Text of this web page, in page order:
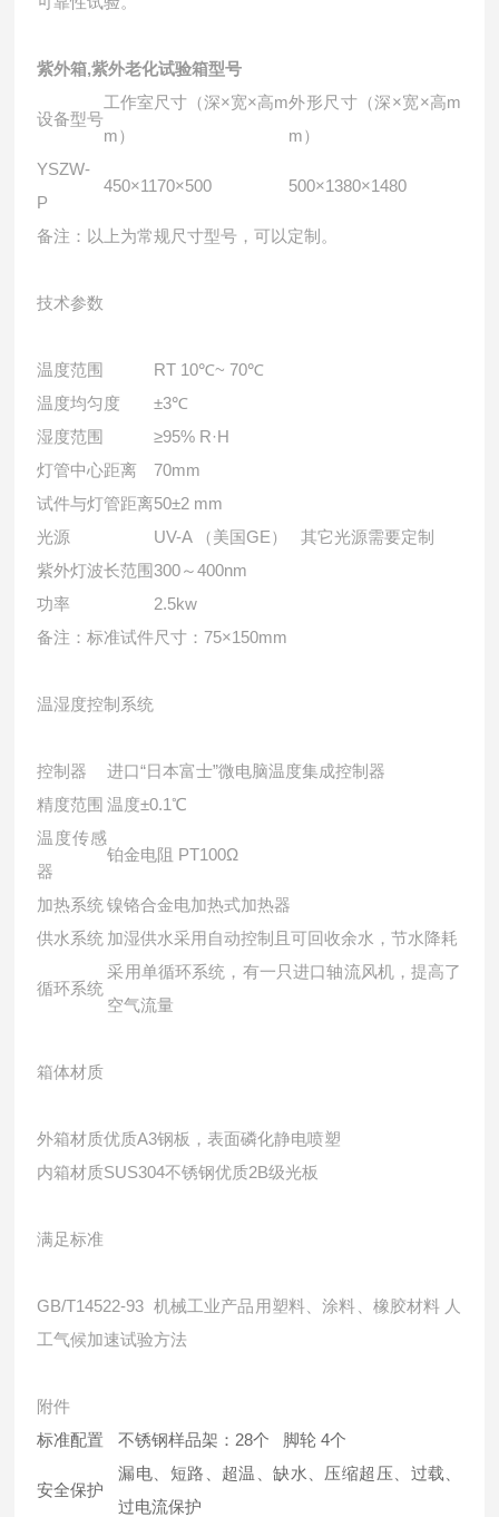
紫外箱,紫外老化试验箱型号
设备型号
工作室尺寸（深×宽×高m
m）
外形尺寸（深×宽×高m
m）
YSZW-
P
450×1170×500 500×1380×1480
备注：以上为常规尺寸型号，可以定制。
技术参数
温度范围
RT 10℃~ 70℃
温度均匀度
±3℃
湿度范围
≥95% R·H
灯管中心距离
70mm
试件与灯管距离50±2 mm
光源
UV-A （美国GE） 其它光源需要定制
紫外灯波长范围300～400nm
功率
2.5kw
备注：标准试件尺寸：75×150mm
温湿度控制系统
控制器
进口“日本富士”微电脑温度集成控制器
精度范围 温度±0.1℃
温度传感
器
铂金电阻 PT100Ω
加热系统 镍铬合金电加热式加热器
供水系统 加湿供水采用自动控制且可回收余水，节水降耗
循环系统
采用单循环系统，有一只进口轴流风机，提高了
空气流量
箱体材质
外箱材质优质A3钢板，表面磷化静电喷塑
内箱材质SUS304不锈钢优质2B级光板
满足标准
GB/T14522-93 机械工业产品用塑料、涂料、橡胶材料 人
工气候加速试验方法
附件
标准配置
不锈钢样品架：28个 脚轮 4个
安全保护
漏电、短路、超温、缺水、压缩超压、过载、
过电流保护